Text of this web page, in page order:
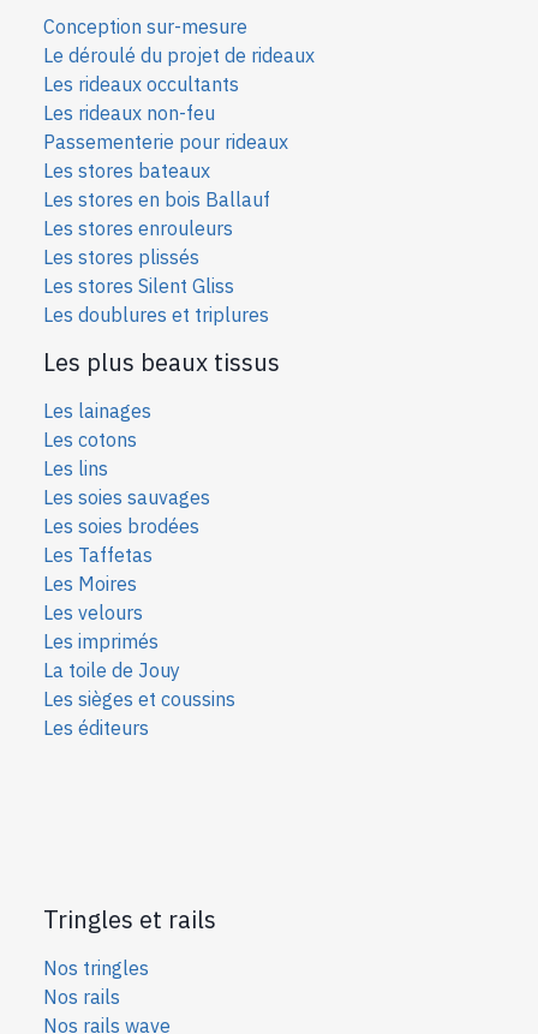
Conception sur-mesure
Le déroulé du projet de rideaux
Les rideaux occultants
Les rideaux non-feu
Passementerie pour rideaux
Les stores bateaux
Les stores en bois Ballauf
Les stores enrouleurs
Les stores plissés
Les stores Silent Gliss
Les doublures et triplures
Les plus beaux tissus
Les lainages
Les cotons
Les lins
Les soies sauvages
Les soies brodées
Les Taffetas
Les Moires
Les velours
Les imprimés
La toile de Jouy
Les sièges et coussins
Les éditeurs
Tringles et rails
Nos tringles
Nos rails
Nos rails wave